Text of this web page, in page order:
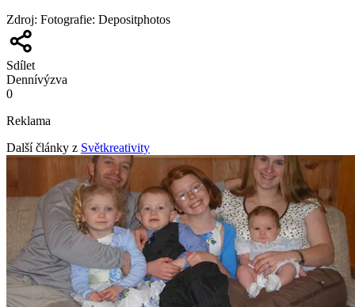
Zdroj: Fotografie: Depositphotos
Sdílet
Dennívýzva
0
Reklama
Další články z Světkreativity